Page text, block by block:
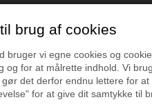
brug af cookies
bruger vi egne cookies og
og for at målrette indhold. Vi
det derfor endnu lettere for
for at give dit samtykke til
hjælper de små